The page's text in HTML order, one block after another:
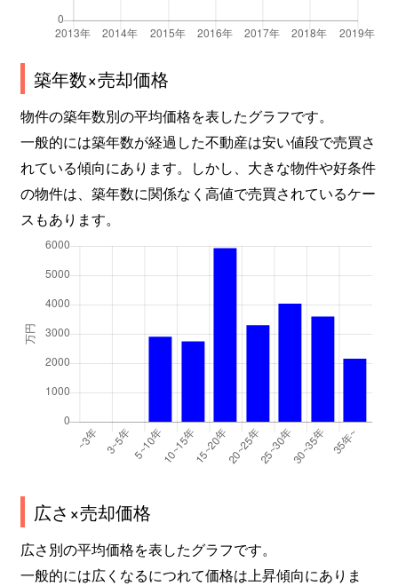
築年数×売却価格
物件の築年数別の平均価格を表したグラフです。
一般的には築年数が経過した不動産は安い値段で売買さ
れている傾向にあります。しかし、大きな物件や好条件
の物件は、築年数に関係なく高値で売買されているケー
スもあります。
広さ×売却価格
広さ別の平均価格を表したグラフです。
一般的には広くなるにつれて価格は上昇傾向にありま